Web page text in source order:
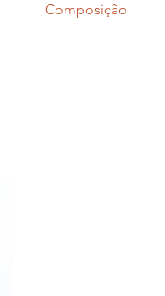
Composição